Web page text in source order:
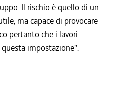
Il rischio è quello di un
ma capace di provocare
pertanto che i lavori
impostazione".